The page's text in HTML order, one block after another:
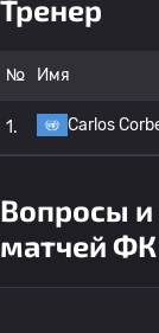
Тренер
№ Имя
1. Carlos
Вопросы и
матчей